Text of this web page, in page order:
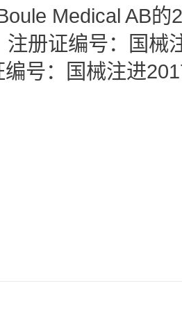
Medical AB
册证编号：国械
号：国械注进